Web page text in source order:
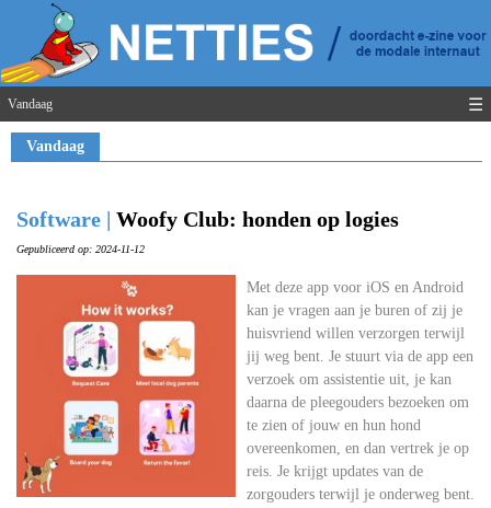
Vandaag ☰
Vandaag
Software | Woofy Club: honden op logies
Gepubliceerd op: 2024-11-12
Met deze app voor iOS en Android
kan je vragen aan je buren of zij je
huisvriend willen verzorgen terwijl
jij weg bent. Je stuurt via de app een
verzoek om assistentie uit, je kan
daarna de pleegouders bezoeken om
te zien of jouw en hun hond
overeenkomen, en dan vertrek je op
reis. Je krijgt updates van de
zorgouders terwijl je onderweg bent.